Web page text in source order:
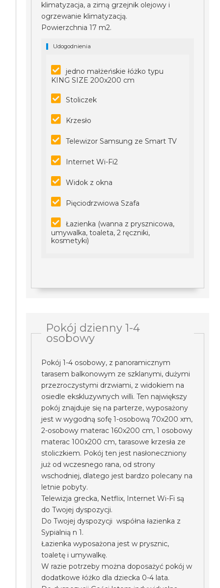
klimatyzacja, a zimą grzejnik olejowy i
ogrzewanie klimatyzacją.
Powierzchnia 17 m2.
Udogodnienia
jedno małżeńskie łóżko typu
KING SIZE 200x200 cm
Stoliczek
Krzesło
Telewizor Samsung ze Smart TV
Internet Wi-Fi2
Widok z okna
Pięciodrzwiowa Szafa
Łazienka (wanna z prysznicowa,
umywalka, toaleta, 2 ręczniki,
kosmetyki)
Pokój dzienny 1-4
osobowy
Pokój 1-4 osobowy, z panoramicznym
tarasem balkonowym ze szklanymi, dużymi
przezroczystymi drzwiami, z widokiem na
osiedle ekskluzywnych willi. Ten największy
pokój znajduje się na parterze, wyposażony
jest w wygodną sofę 1-osobową 70x200 xm,
2-osobowy materac 160x200 cm, 1 osobowy
materac 100x200 cm, tarasowe krzesła ze
stoliczkiem. Pokój ten jest nasłoneczniony
już od wczesnego rana, od strony
wschodniej, dlatego jest bardzo polecany na
letnie pobyty.
Telewizja grecka, Netflix, Internet Wi-Fi są
do Twojej dyspozycji.
Do Twojej dyspozycji współna łazienka z
Sypialnią n 1.
Łazienka wyposażona jest w prysznic,
toaletę i umywalkę.
W razie potrzeby można doposażyć pokój w
dodatkowe łóżko dla dziecka 0-4 lata.